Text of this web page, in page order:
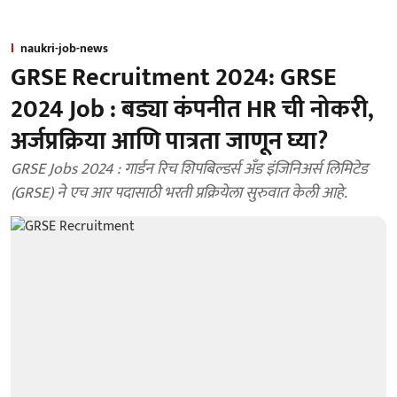
naukri-job-news
GRSE Recruitment 2024: GRSE
2024 Job : बड्या कंपनीत HR ची नोकरी,
अर्जप्रक्रिया आणि पात्रता जाणून घ्या?
GRSE Jobs 2024 : गार्डन रिच शिपबिल्डर्स अँड इंजिनिअर्स लिमिटेड
(GRSE) ने एच आर पदासाठी भरती प्रक्रियेला सुरुवात केली आहे.